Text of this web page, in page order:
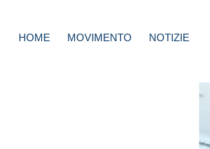
HOME MOVIMENTO NOTIZIE